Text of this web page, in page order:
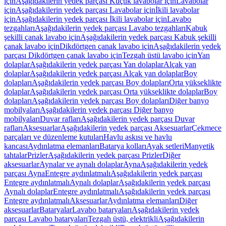
içinAşağıdakilerin yedek parçası Lavabolar içinİkili lavabolar
içinAşağıdakilerin yedek parçası İkili lavabolar içinLavabo
tezgahlarıAşağıdakilerin yedek parçası Lavabo tezgahlarıKabuk
şekilli çanak lavabo içinAşağıdakilerin yedek parçası Kabuk şekilli
çanak lavabo içinDikdörtgen çanak lavabo içinAşağıdakilerin yedek
parçası Dikdörtgen çanak lavabo içinTezgah üstü lavabo içinYan
dolaplarAşağıdakilerin yedek parçası Yan dolaplarAlçak yan
dolaplarAşağıdakilerin yedek parçası Alçak yan dolaplarBoy
dolaplarıAşağıdakilerin yedek parçası Boy dolaplarıOrta yükseklikte
dolaplarAşağıdakilerin yedek parçası Orta yükseklikte dolaplarBoy
dolaplarıAşağıdakilerin yedek parçası Boy dolaplarıDiğer banyo
mobilyalarıAşağıdakilerin yedek parçası Diğer banyo
mobilyalarıDuvar raflarıAşağıdakilerin yedek parçası Duvar
raflarıAksesuarlarAşağıdakilerin yedek parçası AksesuarlarÇekmece
parçaları ve düzenleme kutularıHavlu askısı ve havlu
kancasıAydınlatma elemanlarıBatarya kollarıAyak setleriManyetik
tahtalarPrizlerAşağıdakilerin yedek parçası PrizlerDiğer
aksesuarlarAynalar ve aynalı dolaplarAynaAşağıdakilerin yedek
parçası AynaEntegre aydınlatmalıAşağıdakilerin yedek parçası
Entegre aydınlatmalıAynalı dolaplarAşağıdakilerin yedek parçası
Aynalı dolaplarEntegre aydınlatmalıAşağıdakilerin yedek parçası
Entegre aydınlatmalıAksesuarlarAydınlatma elemanlarıDiğer
aksesuarlarBataryalarLavabo bataryalarıAşağıdakilerin yedek
parçası Lavabo bataryalarıTezgah üstü, elektrikliAşağıdakilerin